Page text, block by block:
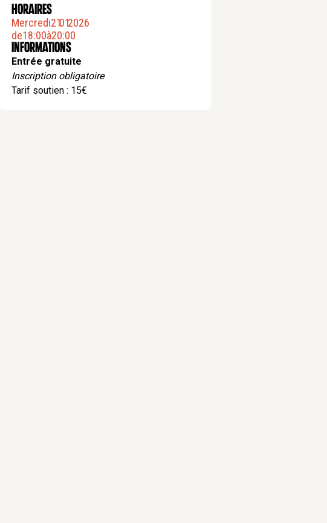
HORAIRES
Mercredi21.01.2026
de18:00à20:00
Informations
Entrée gratuite
Inscription obligatoire
Tarif soutien : 15€